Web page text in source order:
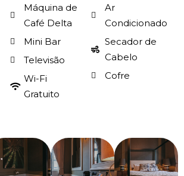
Máquina de
Café Delta
Mini Bar
Televisão
Wi-Fi
Gratuito
Ar
Condicionado
Secador de
Cabelo
Cofre